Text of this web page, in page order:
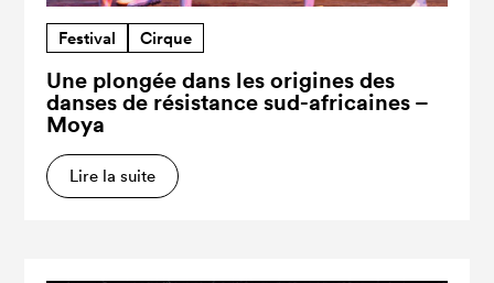
Festival Cirque
Une plongée dans les origines des
danses de résistance sud-africaines –
Moya
Lire la suite